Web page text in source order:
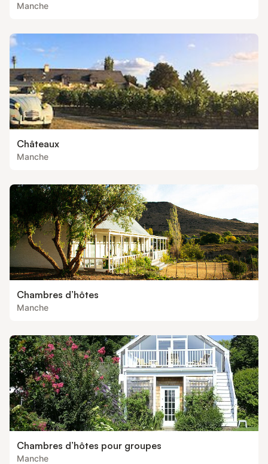
Manche
Châteaux
Manche
Chambres d’hôtes
Manche
Chambres d’hôtes pour groupes
Manche